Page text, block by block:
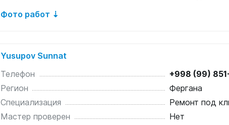
Фото работ ⇣
Yusupov Sunnat
Телефон
+998 (99)
Регион
Фергана
Специализация
Ремонт под
Мастер проверен
Нет